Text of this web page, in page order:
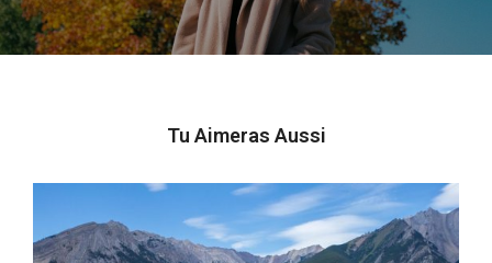
Tu Aimeras Aussi